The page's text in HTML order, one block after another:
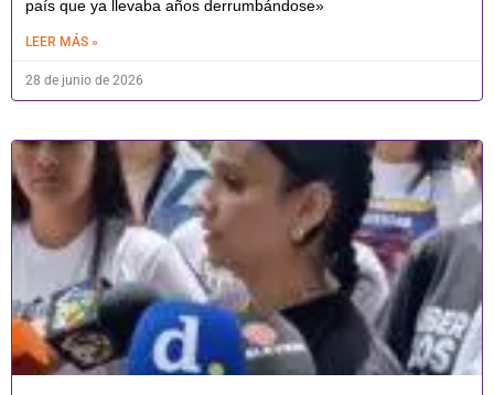
país que ya llevaba años derrumbándose»
LEER MÁS »
28 de junio de 2026